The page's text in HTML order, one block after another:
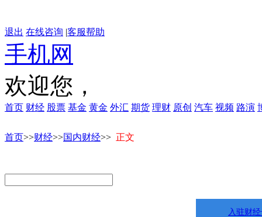
退出 在线咨询 |客服帮助
手机网
欢迎您，
首页 财经 股票 基金 黄金 外汇 期货 理财 原创 汽车 视频 路演
首页>>财经>>国内财经>> 正文
入驻财